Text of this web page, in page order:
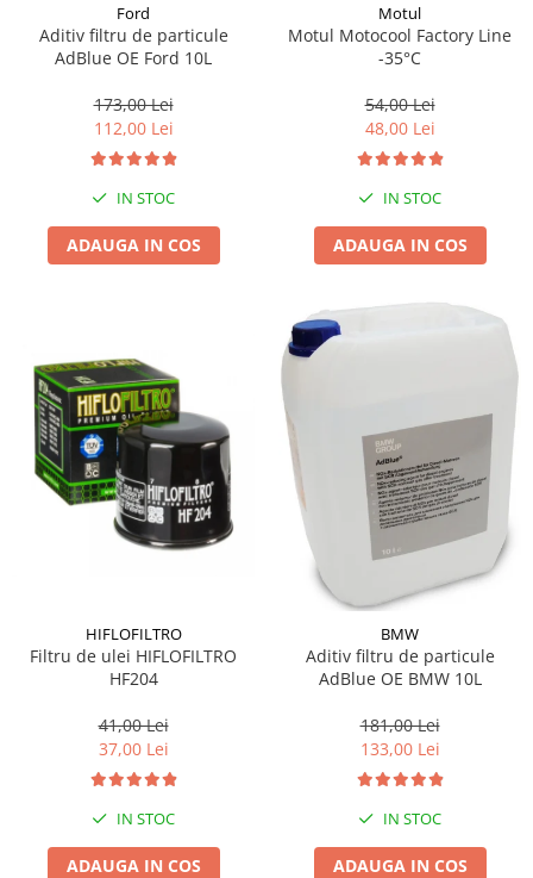
Ford
Aditiv filtru de particule
AdBlue OE Ford 10L
173,00 Lei
112,00 Lei
IN STOC
ADAUGA IN COS
Motul
Motul Motocool Factory Line
-35°C
54,00 Lei
48,00 Lei
IN STOC
ADAUGA IN COS
HIFLOFILTRO
Filtru de ulei HIFLOFILTRO
HF204
41,00 Lei
37,00 Lei
IN STOC
ADAUGA IN COS
BMW
Aditiv filtru de particule
AdBlue OE BMW 10L
181,00 Lei
133,00 Lei
IN STOC
ADAUGA IN COS